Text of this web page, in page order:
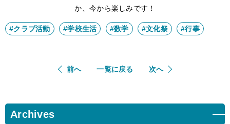
か、今から楽しみです！
#クラブ活動 #学校生活 #数学 #文化祭 #行事
前へ 一覧に戻る 次へ
Archives